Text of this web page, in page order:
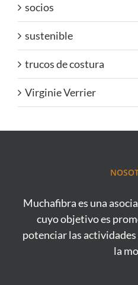
socios
sustenible
trucos de costura
Virginie Verrier
Muchafibra es una
cuyo objetivo es
potenciar las
la